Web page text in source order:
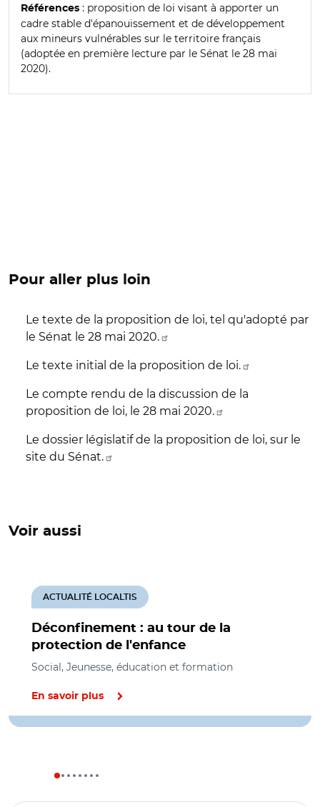
Références : proposition de loi visant à apporter un
cadre stable d'épanouissement et de développement
aux mineurs vulnérables sur le territoire français
(adoptée en première lecture par le Sénat le 28 mai
2020).
Pour aller plus loin
Le texte de la proposition de loi, tel qu'adopté par
le Sénat le 28 mai 2020.
Le texte initial de la proposition de loi.
Le compte rendu de la discussion de la
proposition de loi, le 28 mai 2020.
Le dossier législatif de la proposition de loi, sur le
site du Sénat.
Voir aussi
Déconfinement : au tour de la
protection de l'enfance
ACTUALITÉ LOCALTIS
Social, Jeunesse, éducation et formation
En savoir plus